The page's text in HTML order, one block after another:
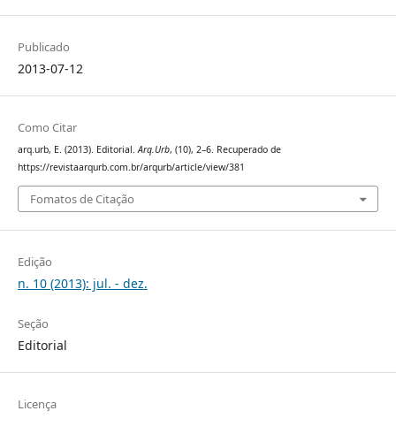
Publicado
2013-07-12
Como Citar
arq.urb, E. (2013). Editorial.Arq.Urb, (10), 2–6. Recuperado de
https://revistaarqurb.com.br/arqurb/article/view/381
Fomatos de Citação
Edição
n. 10 (2013): jul. - dez.
Seção
Editorial
Licença